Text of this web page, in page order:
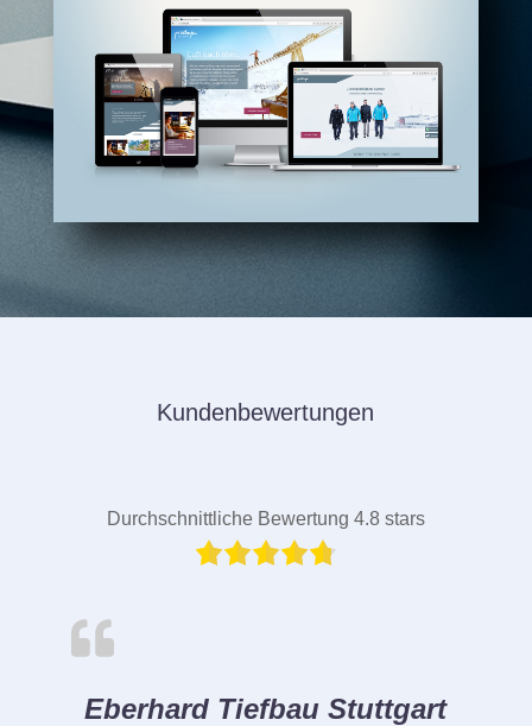
Kundenbewertungen
Durchschnittliche Bewertung 4.8 stars
Eberhard Tiefbau Stuttgart